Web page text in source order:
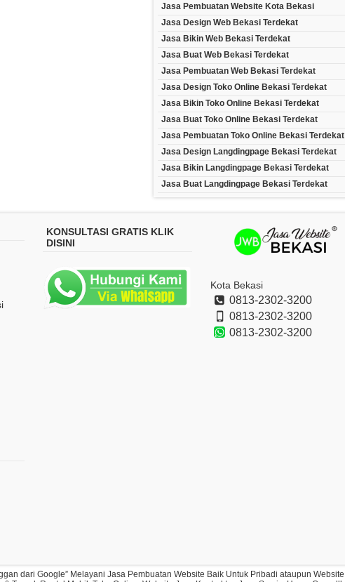
Jasa Pembuatan Website Kota Bekasi
Jasa Design Web Bekasi Terdekat
Jasa Bikin Web Bekasi Terdekat
Jasa Buat Web Bekasi Terdekat
Jasa Pembuatan Web Bekasi Terdekat
Jasa Design Toko Online Bekasi Terdekat
Jasa Bikin Toko Online Bekasi Terdekat
Jasa Buat Toko Online Bekasi Terdekat
Jasa Pembuatan Toko Online Bekasi Terdekat
Jasa Design Langdingpage Bekasi Terdekat
Jasa Bikin Langdingpage Bekasi Terdekat
Jasa Buat Langdingpage Bekasi Terdekat
KONSULTASI GRATIS KLIK
DISINI
Kota Bekasi
0813-2302-3200
0813-2302-3200
0813-2302-3200
dari Google” Melayani Jasa Pembuatan Website Baik Untuk Pribadi ataupun Website